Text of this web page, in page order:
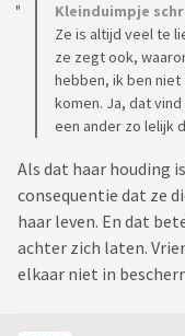
Kleinduimpje
Ze is altijd veel te
ze zegt ook,
hebben, ik ben
komen. Ja, dat
een ander zo lelijk
Als dat haar houding
consequentie dat ze
haar leven. En dat
achter zich laten.
elkaar niet in